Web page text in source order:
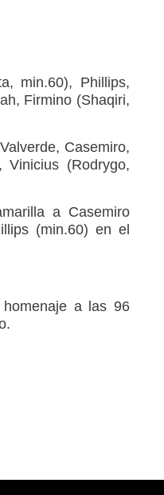
min.60), Phillips,
Firmino (Shaqiri,
Casemiro,
Vinicius (Rodrygo,
a Casemiro
(min.60) en el
a las 96